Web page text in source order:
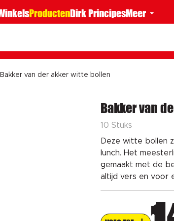
ProductenDirk PrincipesMeer
Bakker van der akker witte bollen
Bakker van
10 Stuks
Deze witte bollen
lunch. Het
gemaakt met de
altijd vers en voor